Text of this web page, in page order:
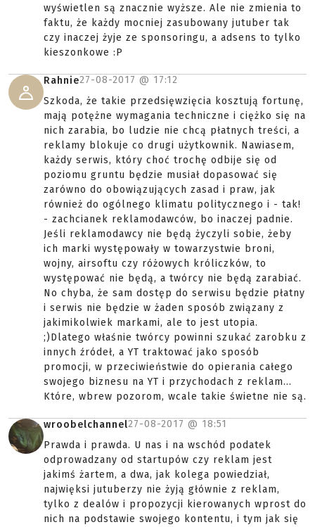
wyświetlen są znacznie wyższe. Ale nie zmienia to
faktu, że każdy mocniej zasubowany jutuber tak
czy inaczej żyje ze sponsoringu, a adsens to tylko
kieszonkowe :P
Rahnie27-08-2017 @ 17:12
Szkoda, że takie przedsięwzięcia kosztują fortunę,
mają potężne wymagania techniczne i ciężko się na
nich zarabia, bo ludzie nie chcą płatnych treści, a
reklamy blokuje co drugi użytkownik. Nawiasem,
każdy serwis, który choć trochę odbije się od
poziomu gruntu będzie musiał dopasować się
zarówno do obowiązujących zasad i praw, jak
również do ogólnego klimatu politycznego i - tak!
- zachcianek reklamodawców, bo inaczej padnie.
Jeśli reklamodawcy nie będą życzyli sobie, żeby
ich marki występowały w towarzystwie broni,
wojny, airsoftu czy różowych króliczków, to
występować nie będą, a twórcy nie będą zarabiać.
No chyba, że sam dostęp do serwisu będzie płatny
i serwis nie będzie w żaden sposób związany z
jakimikolwiek markami, ale to jest utopia.
;)Dlatego właśnie twórcy powinni szukać zarobku z
innych źródeł, a YT traktować jako sposób
promocji, w przeciwieństwie do opierania całego
swojego biznesu na YT i przychodach z reklam...
Które, wbrew pozorom, wcale takie świetne nie są.
wroobelchannel27-08-2017 @ 18:51
Prawda i prawda. U nas i na wschód podatek
odprowadzany od startupów czy reklam jest
jakimś żartem, a dwa, jak kolega powiedział,
najwięksi jutuberzy nie żyją głównie z reklam,
tylko z dealów i propozycji kierowanych wprost do
nich na podstawie swojego kontentu, i tym jak się